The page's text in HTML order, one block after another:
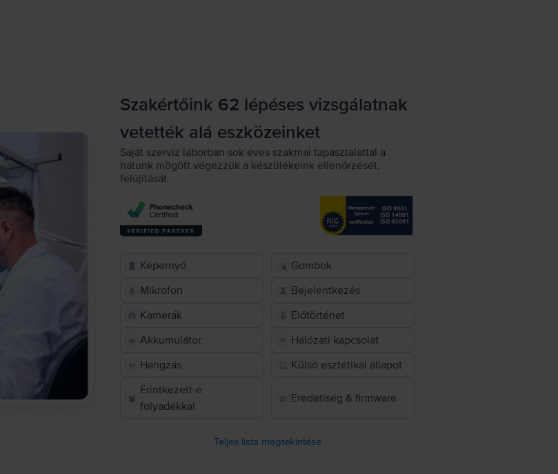
Szakértőink 62 lépéses vizsgálatnak
vetették alá eszközeinket
Saját szerviz laborban sok éves szakmai tapasztalattal a
hátunk mögött végezzük a készülékeink ellenőrzését,
felújítását.
Képernyő
Gombok
Mikrofon
Bejelentkezés
Kamerák
Előtörténet
Akkumulátor
Hálózati kapcsolat
Hangzás
Külső esztétikai állapot
Érintkezett-e
folyadékkal
Eredetiség & firmware
Teljes lista megtekintése